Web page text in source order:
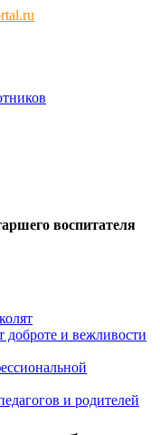
воспитателя
доброте и вежливости
и родителей